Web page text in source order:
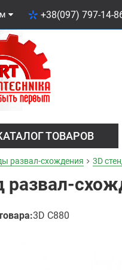
+38(097) 797-14-
ТОВАРОВ
развал-схождения 3D
развал-
3D C880